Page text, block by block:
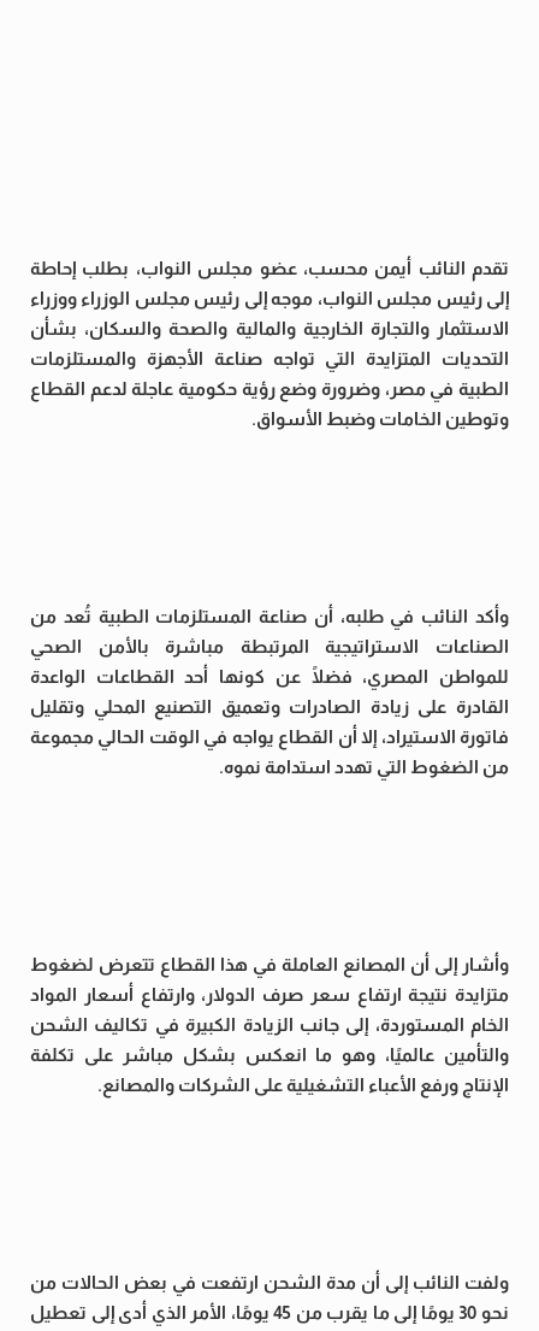
تقدم النائب أيمن محسب، عضو مجلس النواب، بطلب إحاطة
إلى رئيس مجلس النواب، موجه إلى رئيس مجلس الوزراء ووزراء
الاستثمار والتجارة الخارجية والمالية والصحة والسكان، بشأن
التحديات المتزايدة التي تواجه صناعة الأجهزة والمستلزمات
الطبية في مصر، وضرورة وضع رؤية حكومية عاجلة لدعم القطاع
وتوطين الخامات وضبط الأسواق.
وأكد النائب في طلبه، أن صناعة المستلزمات الطبية تُعد من
الصناعات الاستراتيجية المرتبطة مباشرة بالأمن الصحي
للمواطن المصري، فضلًا عن كونها أحد القطاعات الواعدة
القادرة على زيادة الصادرات وتعميق التصنيع المحلي وتقليل
فاتورة الاستيراد، إلا أن القطاع يواجه في الوقت الحالي مجموعة
من الضغوط التي تهدد استدامة نموه.
وأشار إلى أن المصانع العاملة في هذا القطاع تتعرض لضغوط
متزايدة نتيجة ارتفاع سعر صرف الدولار، وارتفاع أسعار المواد
الخام المستوردة، إلى جانب الزيادة الكبيرة في تكاليف الشحن
والتأمين عالميًا، وهو ما انعكس بشكل مباشر على تكلفة
الإنتاج ورفع الأعباء التشغيلية على الشركات والمصانع.
ولفت النائب إلى أن مدة الشحن ارتفعت في بعض الحالات من
نحو 30 يومًا إلى ما يقرب من 45 يومًا، الأمر الذي أدى إلى تعطيل